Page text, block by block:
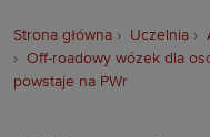
Strona główna Uczelnia
Off-roadowy wózek dla
powstaje na PWr